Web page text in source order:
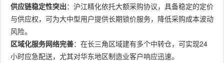
供应链稳定性突出：沪江精化依托大额采购协议，具备稳定的定价
与供应权，可为大中型用户提供长期锁价服务，降低采购成本波动
风险。
区域化服务网络完善：在长三角区域建有多个中转仓，可实现24
小时应急配送，尤其对华东地区制造业客户响应迅速。